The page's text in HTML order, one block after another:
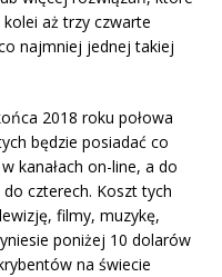
aż trzy czwarte
najmniej jednej takiej
2018 roku połowa
będzie posiadać co
kanałach on-line, a do
czterech. Koszt tych
filmy, muzykę,
poniżej 10 dolarów
na świecie